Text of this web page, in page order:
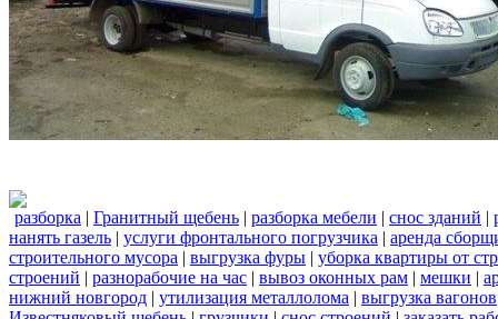
разборка | Гранитный щебень | разборка мебели | снос зданий |
нанять газель | услуги фронтального погрузчика | аренда
строительного мусора | выгрузка фуры | уборка квартиры от
строений | разнорабочие на час | вывоз оконных рам | мешки |
нижний новгород | утилизация металлолома | выгрузка вагонов